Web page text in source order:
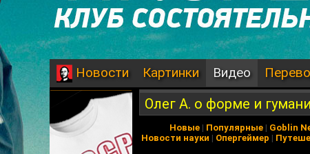
Новости Картинки Видео
Олег А. о форме и
Новые | Популярные | Goblin
Новости науки | Опергеймер |